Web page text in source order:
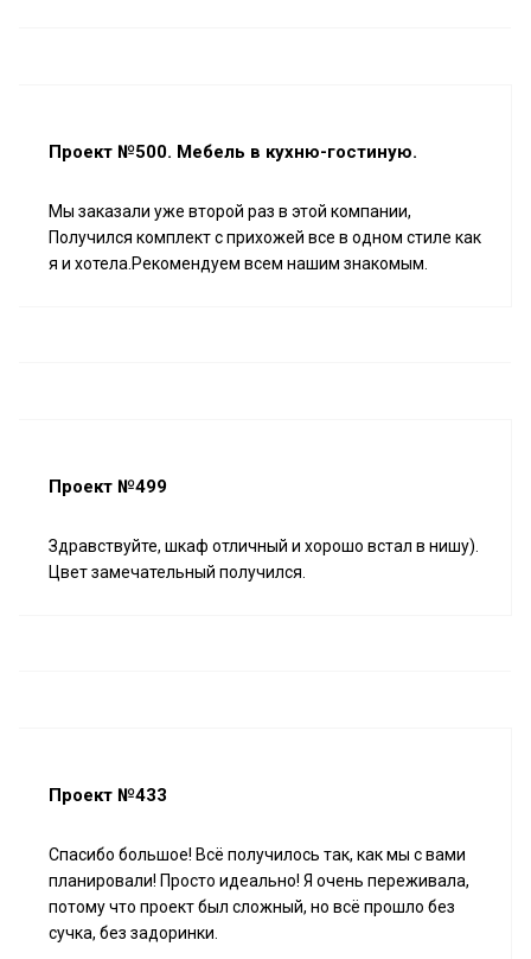
Проект №500. Мебель в кухню-гостиную.
Мы заказали уже второй раз в этой компании,
Получился комплект с прихожей все в одном стиле как
я и хотела.Рекомендуем всем нашим знакомым.
Проект №499
Здравствуйте, шкаф отличный и хорошо встал в нишу).
Цвет замечательный получился.
Проект №433
Спасибо большое! Всё получилось так, как мы с вами
планировали! Просто идеально! Я очень переживала,
потому что проект был сложный, но всё прошло без
сучка, без задоринки.